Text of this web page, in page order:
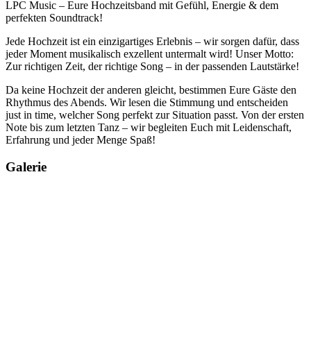
LPC Music – Eure Hochzeitsband mit Gefühl, Energie & dem
perfekten Soundtrack!
Jede Hochzeit ist ein einzigartiges Erlebnis – wir sorgen dafür, dass
jeder Moment musikalisch exzellent untermalt wird! Unser Motto:
Zur richtigen Zeit, der richtige Song – in der passenden Lautstärke!
Da keine Hochzeit der anderen gleicht, bestimmen Eure Gäste den
Rhythmus des Abends. Wir lesen die Stimmung und entscheiden
just in time, welcher Song perfekt zur Situation passt. Von der ersten
Note bis zum letzten Tanz – wir begleiten Euch mit Leidenschaft,
Erfahrung und jeder Menge Spaß!
Galerie